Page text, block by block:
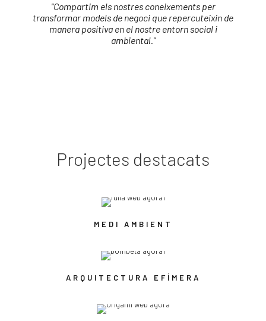
"Compartim els nostres coneixements per
transformar models de negoci que repercuteixin de
manera positiva en el nostre entorn social i
ambiental."
Projectes destacats
MEDI AMBIENT
ARQUITECTURA EFÍMERA